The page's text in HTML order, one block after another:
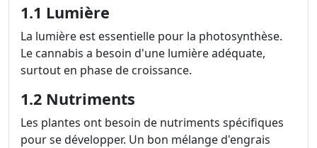
1.1 Lumière
La lumière est essentielle pour la photosynthèse.
Le cannabis a besoin d'une lumière adéquate,
surtout en phase de croissance.
1.2 Nutriments
Les plantes ont besoin de nutriments spécifiques
pour se développer. Un bon mélange d'engrais